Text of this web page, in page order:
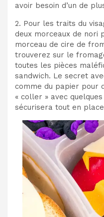
avoir besoin d’un de
2. Pour les traits du
deux morceaux de nori
morceau de cire de
trouverez sur le
toutes les pièces
sandwich. Le secret
comme du papier pour
« coller » avec quelques
sécurisera tout en